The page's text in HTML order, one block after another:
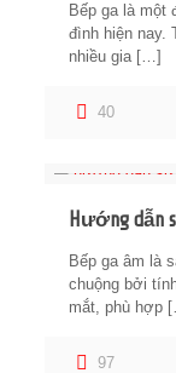
Bếp ga là một
đình hiện nay.
nhiều gia[…]
40
Hướng dẫn
Bếp ga âm là
chuộng bởi
mắt, phù hợp
97